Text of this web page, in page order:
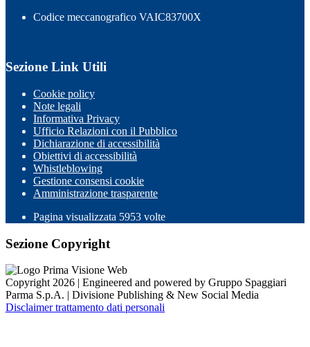
Codice meccanografico VAIC83700X
Sezione Link Utili
Cookie policy
Note legali
Informativa Privacy
Ufficio Relazioni con il Pubblico
Dichiarazione di accessibilità
Obiettivi di accessibilità
Whistleblowing
Gestione consensi cookie
Amministrazione trasparente
Pagina visualizzata 5953 volte
Sezione Copyright
Copyright 2026 | Engineered and powered by Gruppo Spaggiari
Parma S.p.A. | Divisione Publishing & New Social Media
Disclaimer trattamento dati personali